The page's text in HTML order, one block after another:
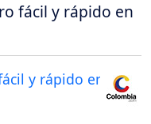
fácil y rápido en